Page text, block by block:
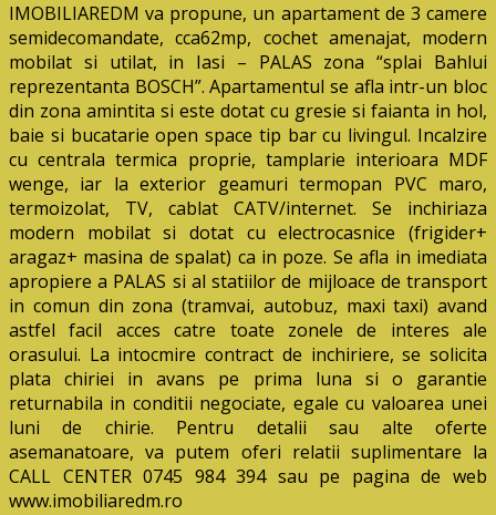
IMOBILIAREDM va propune, un apartament de 3 camere
semidecomandate, cca62mp, cochet amenajat, modern
mobilat si utilat, in Iasi – PALAS zona “splai Bahlui
reprezentanta BOSCH”. Apartamentul se afla intr-un bloc
din zona amintita si este dotat cu gresie si faianta in hol,
baie si bucatarie open space tip bar cu livingul. Incalzire
cu centrala termica proprie, tamplarie interioara MDF
wenge, iar la exterior geamuri termopan PVC maro,
termoizolat, TV, cablat CATV/internet. Se inchiriaza
modern mobilat si dotat cu electrocasnice (frigider+
aragaz+ masina de spalat) ca in poze. Se afla in imediata
apropiere a PALAS si al statiilor de mijloace de transport
in comun din zona (tramvai, autobuz, maxi taxi) avand
astfel facil acces catre toate zonele de interes ale
orasului. La intocmire contract de inchiriere, se solicita
plata chiriei in avans pe prima luna si o garantie
returnabila in conditii negociate, egale cu valoarea unei
luni de chirie. Pentru detalii sau alte oferte
asemanatoare, va putem oferi relatii suplimentare la
CALL CENTER 0745 984 394 sau pe pagina de web
www.imobiliaredm.ro